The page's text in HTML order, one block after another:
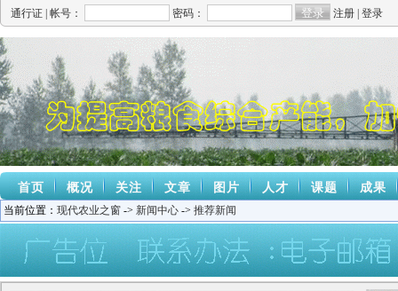
通行证 | 帐号： 密码： 注册 登录
首页 概况 关注 文章 图片 人才 课题 成果
当前位置： 现代农业之窗 -> 新闻中心 -> 推荐新闻